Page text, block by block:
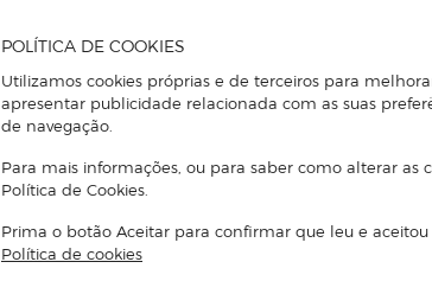
POLÍTICA DE COOKIES
Utilizamos cookies próprias e de terceiros para
apresentar publicidade relacionada com as suas
de navegação.
Para mais informações, ou para saber como alterar as
Política de Cookies.
Prima o botão Aceitar para confirmar que leu e aceitou
Política de cookies